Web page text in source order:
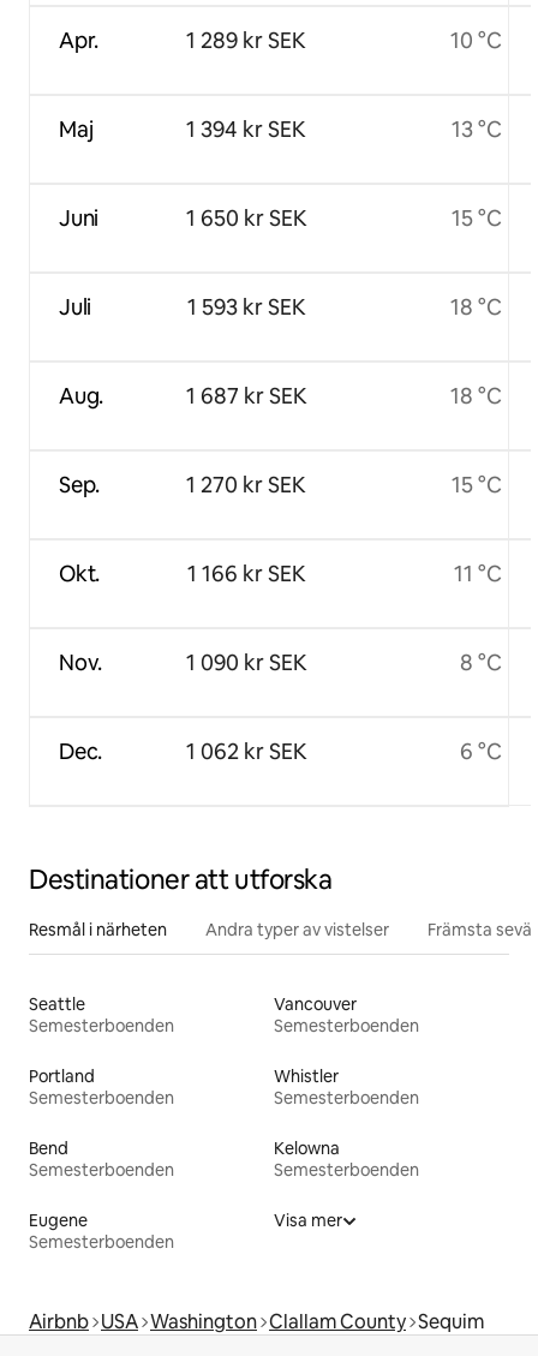
Apr.
Maj
Juni
Juli
Aug.
Sep.
Okt.
Nov.
Dec.
1 289 kr SEK
1 394 kr SEK
1 650 kr SEK
1 593 kr SEK
1 687 kr SEK
1 270 kr SEK
1 166 kr SEK
1 090 kr SEK
1 062 kr SEK
10 °C
13 °C
15 °C
18 °C
18 °C
15 °C
11 °C
8 °C
6 °C
Destinationer att utforska
Resmål i närheten Andra typer av vistelser Främsta
Seattle
Semesterboenden
Vancouver
Semesterboenden
Portland
Semesterboenden
Whistler
Semesterboenden
Bend
Semesterboenden
Kelowna
Semesterboenden
Eugene
Semesterboenden
Visa mer
Airbnb USA Washington Clallam County Sequim